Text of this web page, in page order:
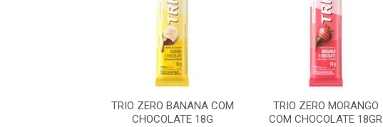
TRIO ZERO BANANA COM
CHOCOLATE 18G
TRIO ZERO MORANGO
COM CHOCOLATE 18GR